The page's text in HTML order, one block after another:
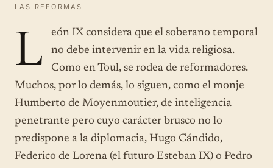
LAS REFORMAS
L
eón IX considera que el soberano temporal
no debe intervenir en la vida religiosa.
Como en Toul, se rodea de reformadores.
Muchos, por lo demás, lo siguen, como el monje
Humberto de Moyenmoutier, de inteligencia
penetrante pero cuyo carácter brusco no lo
predispone a la diplomacia, Hugo Cándido,
Federico de Lorena (el futuro Esteban IX) o Pedro